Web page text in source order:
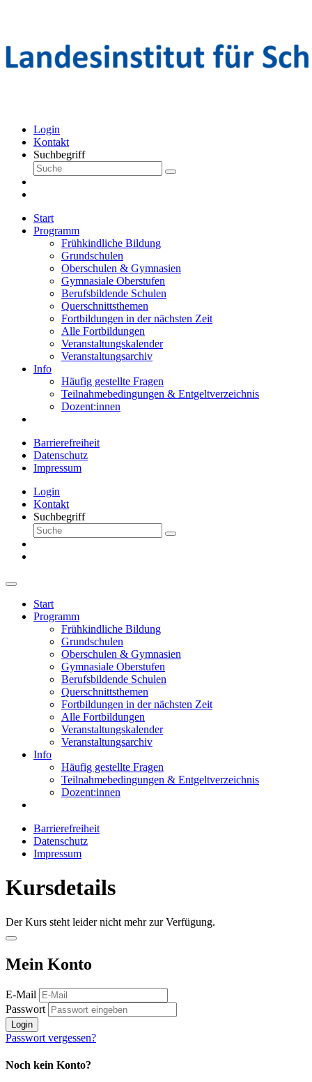
Login
Kontakt
Suchbegriff
Start
Programm
Frühkindliche Bildung
Grundschulen
Oberschulen & Gymnasien
Gymnasiale Oberstufen
Berufsbildende Schulen
Querschnittsthemen
Fortbildungen in der nächsten Zeit
Alle Fortbildungen
Veranstaltungskalender
Veranstaltungsarchiv
Info
Häufig gestellte Fragen
Teilnahmebedingungen & Entgeltverzeichnis
Dozent:innen
Barrierefreiheit
Datenschutz
Impressum
Login
Kontakt
Suchbegriff
Start
Programm
Frühkindliche Bildung
Grundschulen
Oberschulen & Gymnasien
Gymnasiale Oberstufen
Berufsbildende Schulen
Querschnittsthemen
Fortbildungen in der nächsten Zeit
Alle Fortbildungen
Veranstaltungskalender
Veranstaltungsarchiv
Info
Häufig gestellte Fragen
Teilnahmebedingungen & Entgeltverzeichnis
Dozent:innen
Barrierefreiheit
Datenschutz
Impressum
Kursdetails
Der Kurs steht leider nicht mehr zur Verfügung.
Mein Konto
E-Mail
Passwort
Login
Passwort vergessen?
Noch kein Konto?